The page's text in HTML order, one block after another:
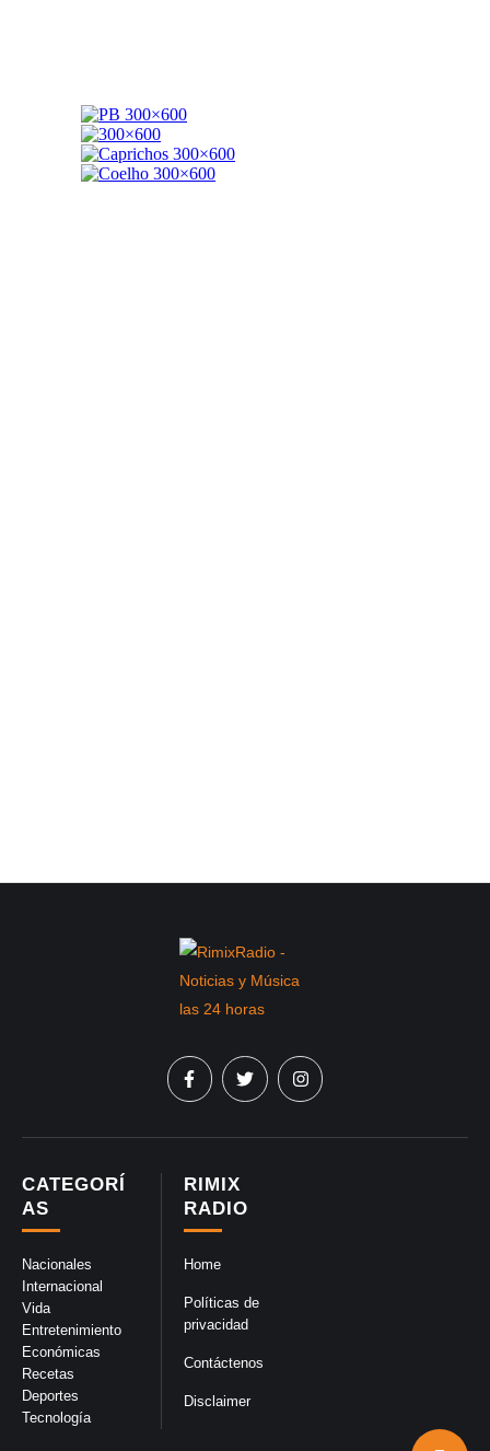
RIMIX
RADIO
Home
Políticas de
privacidad
Contáctenos
Disclaimer
CATEGORÍ
AS
Nacionales
Internacional
Vida
Entretenimiento
Económicas
Recetas
Deportes
Tecnología